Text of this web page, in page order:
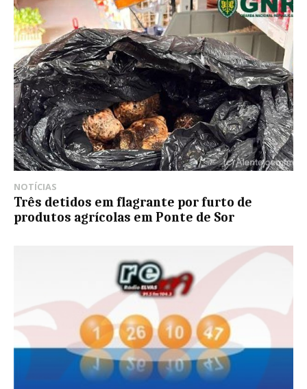
NOTÍCIAS
Três detidos em flagrante por furto de
produtos agrícolas em Ponte de Sor